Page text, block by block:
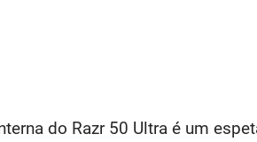
do Razr 50 Ultra é um